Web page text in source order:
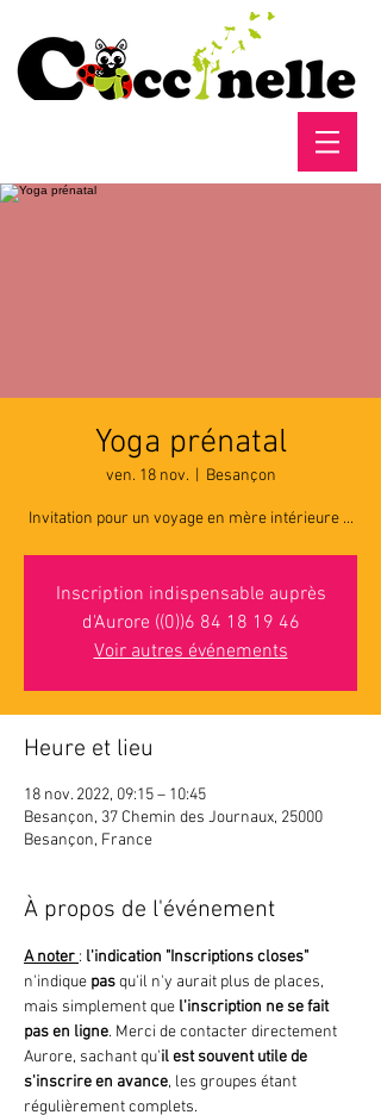
Yoga prénatal
ven. 18 nov.
  |
Besançon
Invitation pour un voyage en mère intérieure ...
Inscription indispensable auprès
d'Aurore ((0))6 84 18 19 46
Voir autres événements
Heure et lieu
18 nov. 2022, 09:15 – 10:45
Besançon, 37 Chemin des Journaux, 25000
Besançon, France
À propos de l'événement
A noter : l'indication "Inscriptions closes"
n'indique pas qu'il n'y aurait plus de places,
mais simplement que l'inscription ne se fait
pas en ligne. Merci de contacter directement
Aurore, sachant qu'il est souvent utile de
s'inscrire en avance, les groupes étant
régulièrement complets.